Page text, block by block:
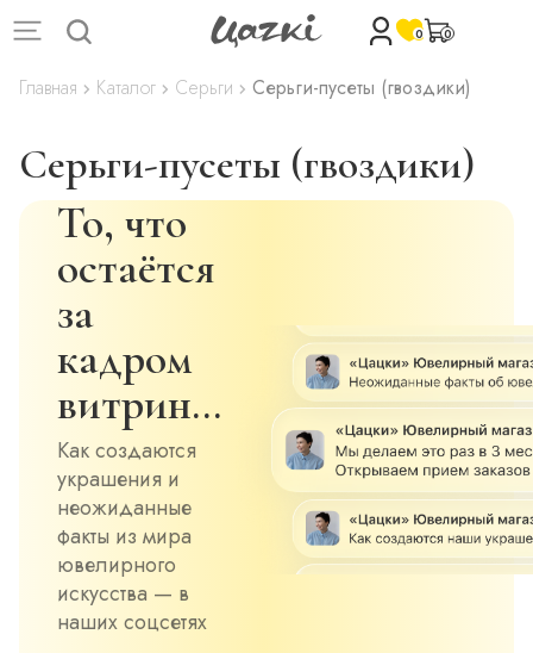
0 0
Главная Каталог Серьги Серьги-пусеты (гвоздики)
Серьги-пусеты (гвоздики)
То, что
остаётся
за
кадром
витрин…
Как создаются
украшения и
неожиданные
факты из мира
ювелирного
искусства — в
наших соцсетях